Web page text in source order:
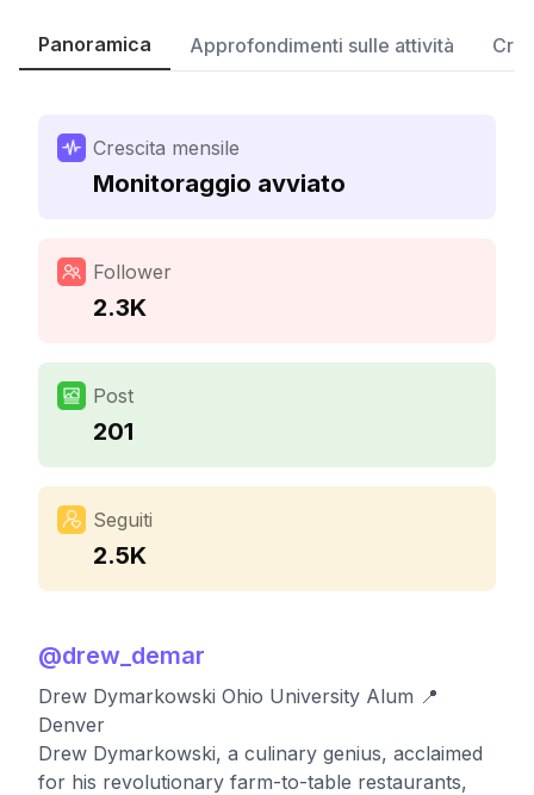
Panoramica Approfondimenti sulle attività
Crescita mensile
Monitoraggio avviato
Follower
2.3K
Post
201
Seguiti
2.5K
@drew_demar
Drew Dymarkowski Ohio University Alum 📍
Denver
Drew Dymarkowski, a culinary genius, acclaimed
for his revolutionary farm-to-table restaurants,